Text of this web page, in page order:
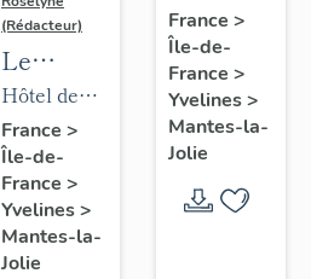
(Rédacteur)
Le
mobilier
de l'hôtel
de ville
Hôtel de
ville
France >
Île-de-
France >
Yvelines>
Mantes-la-
Jolie
de la
collégiale
Notre-
Dame
France >
Île-de-
France >
Yvelines>
Mantes-la-
Jolie